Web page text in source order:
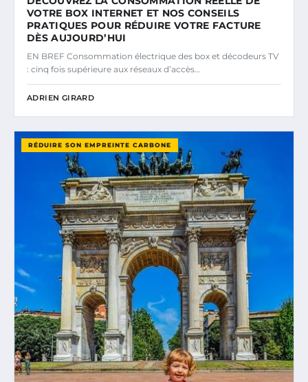
VOTRE BOX INTERNET ET NOS CONSEILS
PRATIQUES POUR RÉDUIRE VOTRE FACTURE
DÈS AUJOURD’HUI
EN BREF Consommation électrique des box et décodeurs TV
: cinq fois supérieure aux réseaux d’accès…
ADRIEN GIRARD
RÉDUIRE SON EMPREINTE CARBONE